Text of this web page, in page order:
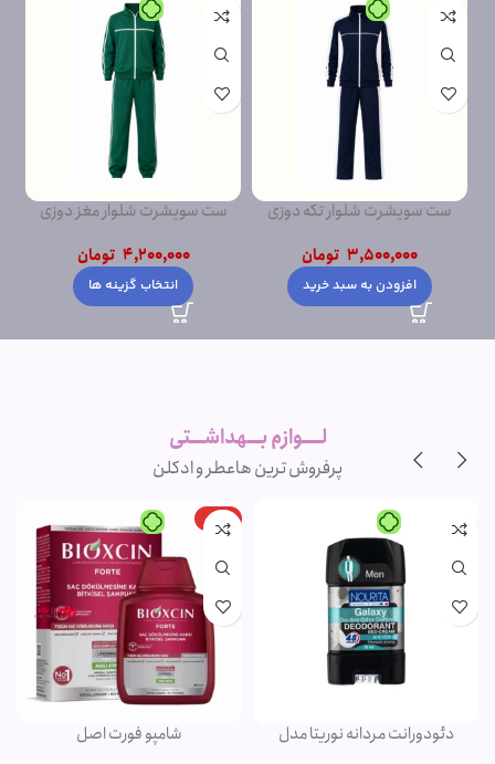
ست سویشرت شلوار تکه دوزی
3,500,000 تومان
افزودن به سبد خرید
ست سویشرت شلوار مغز دوزی
4,200,000 تومان
انتخاب گزینه ها
لــــوازم بـــهداشـــتی
پرفروش ترین هاعطر و ادکلن
دئودورانت مردانه نوریتا مدل
-15%
شامپو فورت اصل